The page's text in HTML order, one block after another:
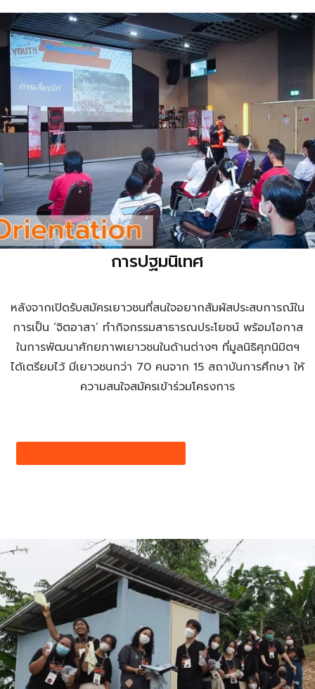
การปฐมนิเทศ
หลังจากเปิดรับสมัครเยาวชนที่สนใจอยากสัมผัสประสบการณ์ใน
การเป็น ‘จิตอาสา’ ทำกิจกรรมสาธารณประโยชน์ พร้อมโอกาส
ในการพัฒนาศักยภาพเยาวชนในด้านต่างๆ ที่มูลนิธิศุภนิมิตฯ
ได้เตรียมไว้ มีเยาวชนกว่า 70 คนจาก 15 สถาบันการศึกษา ให้
ความสนใจสมัครเข้าร่วมโครงการ